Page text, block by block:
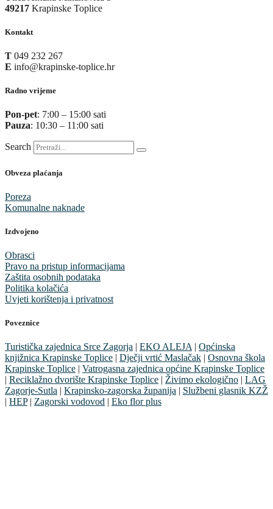
49217 Krapinske Toplice
Kontakt
T 049 232 267
E info@krapinske-toplice.hr
Radno vrijeme
Pon-pet: 7:00 – 15:00 sati
Pauza: 10:30 – 11:00 sati
Search
Obveza plaćanja
Poreza
Komunalne naknade
Izdvojeno
Obrasci
Pravo na pristup informacijama
Zaštita osobnih podataka
Politika kolačića
Uvjeti korištenja i privatnost
Poveznice
Turistička zajednica Srce Zagorja | EKO ALEJA| Općinska
knjižnica Krapinske Toplice | Dječji vrtić Maslačak | Osnovna škola
Krapinske Toplice | Vatrogasna zajednica općine Krapinske Toplice
| Reciklažno dvorište Krapinske Toplice | Živimo ekologično | LAG
Zagorje-Sutla | Krapinsko-zagorska županija | Službeni glasnik KZŽ
| HEP| Zagorski vodovod | Eko flor plus